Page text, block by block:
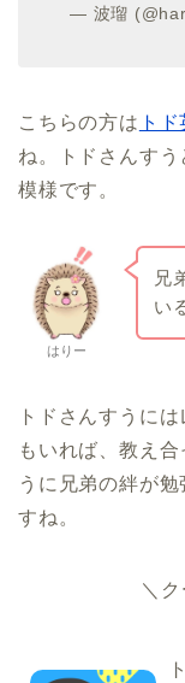
— 波瑠
こちらの方は ト
ね。トドさんす
模様です。
はりー
兄
い
トドさんすうに
もいれば、教え
うに兄弟の絆が
すね。
＼